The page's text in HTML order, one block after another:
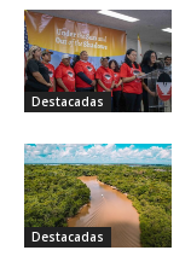
Destacadas
Destacadas